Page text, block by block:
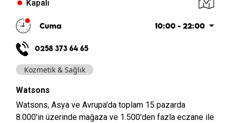
Kozmetik & Sağlık
Watsons
Watsons, Asya ve Avrupa'da toplam 15 pazarda
8.000'in üzerinde mağaza ve 1.500'den fazla eczane ile
Kapalı
Cuma 10:00 - 22:00
0258 373 64 65